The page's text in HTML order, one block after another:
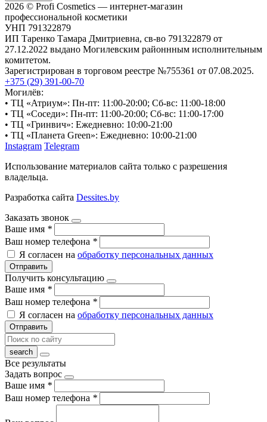
2026 © Profi Cosmetics — интернет-магазин
профессиональной косметики
УНП 791322879
ИП Таренко Тамара Дмитриевна, св-во 791322879 от
27.12.2022 выдано Могилевским районнным исполнительным
комитетом.
Зарегистрирован в торговом реестре №755361 от 07.08.2025.
+375 (29) 391-00-70
Могилёв:
• ТЦ «Атриум»: Пн-пт: 11:00-20:00; Сб-вс: 11:00-18:00
• ТЦ «Соседи»: Пн-пт: 11:00-20:00; Сб-вс: 11:00-17:00
• ТЦ «Гринвич»: Ежедневно: 10:00-21:00
• ТЦ «Планета Green»: Ежедневно: 10:00-21:00
Instagram Telegram
Использование материалов сайта только с разрешения
владельца.
Разработка сайта Dessites.by
Заказать звонок
Ваше имя *
Ваш номер телефона *
Я согласен на обработку персональных данных
Отправить
Получить консультацию
Ваше имя *
Ваш номер телефона *
Я согласен на обработку персональных данных
Отправить
Все результаты
Задать вопрос
Ваше имя *
Ваш номер телефона *